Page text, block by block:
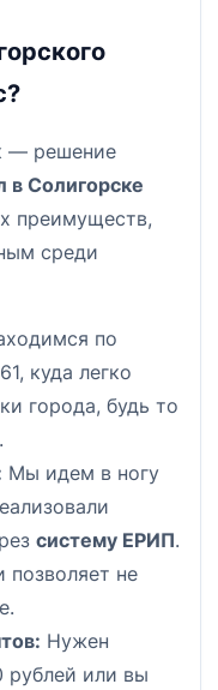
— решение
в Солигорске
преимуществ,
среди
по
куда легко
города, будь то
Мы идем в ногу
систему ЕРИП.
позволяет не
Нужен
рублей или вы